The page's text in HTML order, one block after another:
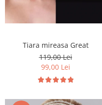
Tiara mireasa Great
119,00 Lei
99,00 Lei